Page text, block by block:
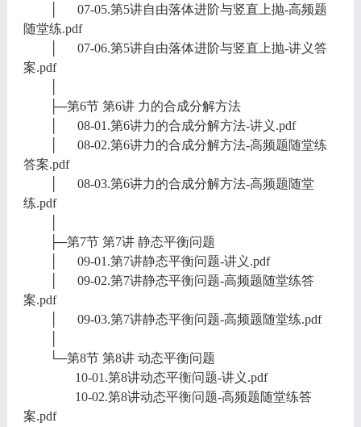
│ 07-05.第5讲自由落体进阶与竖直上抛-高频题
随堂练.pdf
│ 07-06.第5讲自由落体进阶与竖直上抛-讲义答
案.pdf
├─第6节 第6讲 力的合成分解方法
│ 08-01.第6讲力的合成分解方法-讲义.pdf
│ 08-02.第6讲力的合成分解方法-高频题随堂练
答案.pdf
│ 08-03.第6讲力的合成分解方法-高频题随堂
练.pdf
├─第7节 第7讲 静态平衡问题
│ 09-01.第7讲静态平衡问题-讲义.pdf
│ 09-02.第7讲静态平衡问题-高频题随堂练答
案.pdf
│ 09-03.第7讲静态平衡问题-高频题随堂练.pdf
└─第8节 第8讲 动态平衡问题
10-01.第8讲动态平衡问题-讲义.pdf
10-02.第8讲动态平衡问题-高频题随堂练答
案.pdf